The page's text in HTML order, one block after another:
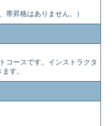
昇格はありません。）
コースです。インストラクタ
す。